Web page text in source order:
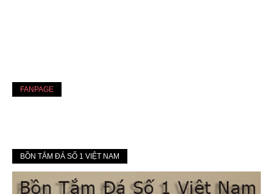
FANPAGE
BỒN TẮM ĐÁ SỐ 1 VIỆT NAM